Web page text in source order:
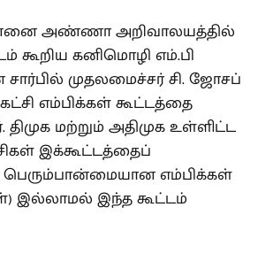
அண்ணா அறிவாலயத்தில்
கூறிய கனிமொழி எம்.பி
சார்பில் முதலமைச்சர் சி. ஜோசப்
எம்பிக்கள் கூட்டத்தை
திமுக மற்றும் அதிமுக உள்ளிட்ட
இக்கூட்டத்தைப்
பெரும்பான்மையான எம்பிக்கள்
இல்லாமல் இந்த கூட்டம்